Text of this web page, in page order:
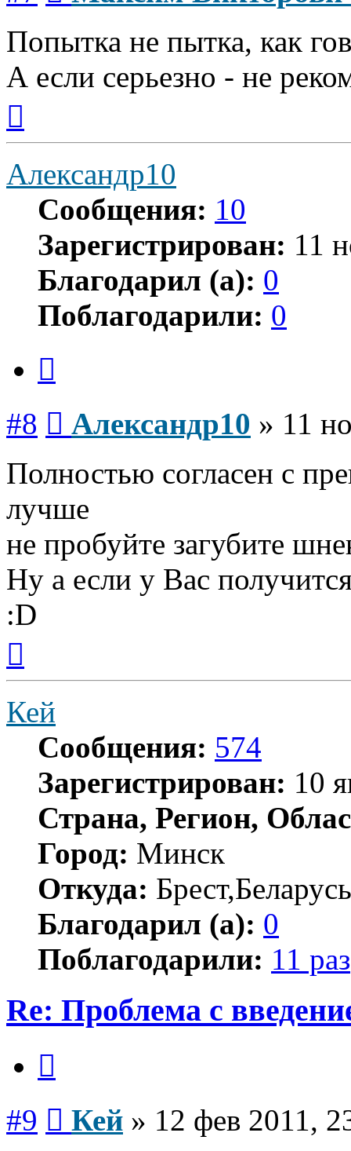
Попытка не пытка, как
А если серьезно - не
началу
Александр10
Сообщения: 10
Зарегистрирован: 11
Благодарил (а): 0
Поблагодарили: 0
#8 Александр10 » 11
Полностью согласен с
лучше
не пробуйте загубите
Ну а если у Вас
:D
началу
Кей
Сообщения: 574
Зарегистрирован: 10
Страна, Регион,
Город: Минск
Откуда: Брест,Беларусь
Благодарил (а): 0
Поблагодарили: 11 раз
Re: Проблема с
#9 Кей » 12 фев 2011,